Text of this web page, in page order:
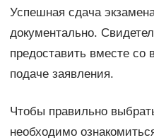
Успешная сдача
документально.
предоставить вместе со
подаче заявления.
Чтобы правильно
необходимо